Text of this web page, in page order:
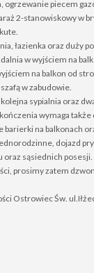
ogrzewanie piecem
2-stanowiskowy w
łazienka oraz duży
w wyjściem na
na balkon od
w zabudowie.
sypialnia oraz
wymaga
barierki na balkonach
dojazd
oraz sąsiednich posesji.
prosimy zatem
Ostrowiec Św.